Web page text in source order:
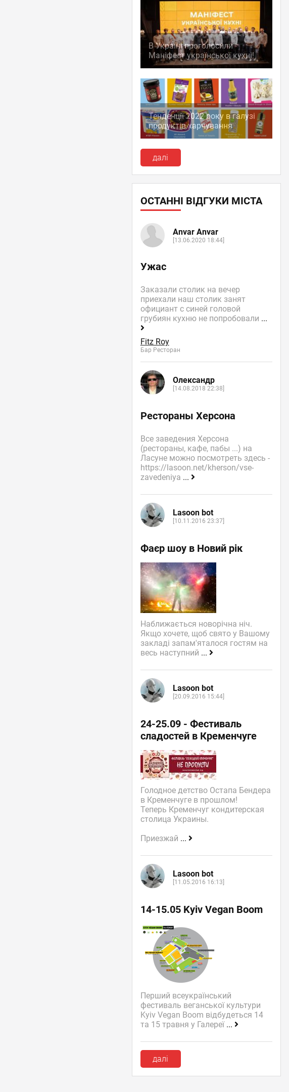
В Україні проголосили
Маніфест української кухні!
Тенденції 2022 року в галузі
продуктів харчування
далі
ОСТАННІ ВІДГУКИ МІСТА
Anvar Anvar
[13.06.2020 18:44]
Ужас
Заказали столик на вечер
приехали наш столик занят
официант с синей головой
грубиян кухню не попробовали ...
Fitz Roy
Бар Ресторан
Олександр
[14.08.2018 22:38]
Рестораны Херсона
Все заведения Херсона
(рестораны, кафе, пабы ...) на
Ласуне можно посмотреть здесь -
https://lasoon.net/kherson/vse-
zavedeniya ...
Lasoon bot
[10.11.2016 23:37]
Фаєр шоу в Новий рік
Наближається новорічна ніч.
Якщо хочете, щоб свято у Вашому
закладі запам'яталося гостям на
весь наступний ...
Lasoon bot
[20.09.2016 15:44]
24-25.09 - Фестиваль
сладостей в Кременчуге
Голодное детство Остапа Бендера
в Кременчуге в прошлом!
Теперь Кременчуг кондитерская
столица Украины.
Приезжай ...
Lasoon bot
[11.05.2016 16:13]
14-15.05 Kyiv Vegan Boom
Перший всеукраїнський
фестиваль веганської культури
Kyiv Vegan Boom відбудеться 14
та 15 травня у Галереї ...
далі